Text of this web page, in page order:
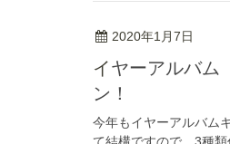
2020年1月7日
イヤーアルバム（フォトブックハードカバー）2冊注文で、もう1冊無料キャンペー
ン！
今年もイヤーアルバム